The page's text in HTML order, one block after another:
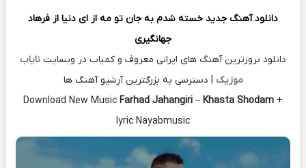
دانلود آهنگ جدید خسته شدم به جان تو مه از ای دنیا از فرهاد
جهانگیری
دانلود بروزترین آهنگ های ایرانی معروف و کمیاب در وبسایت نایاب
موزیک | دسترسی به بزرگترین آرشیو آهنگ ها
Download New Music Farhad Jahangiri – Khasta Shodam +
lyric Nayabmusic